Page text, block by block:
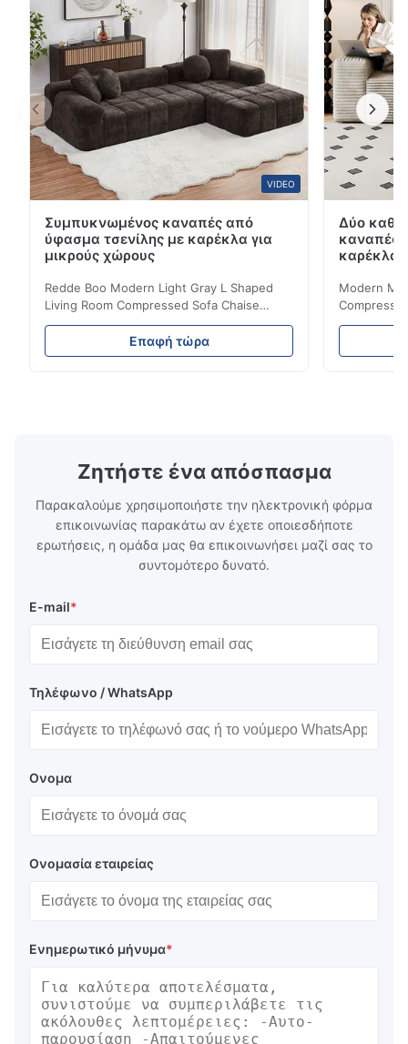
VIDEO
Συμπυκνωμένος καναπές από
ύφασμα τσενίλης με καρέκλα για
μικρούς χώρους
Redde Boo Modern Light Gray L Shaped
Living Room Compressed Sofa Chaise
Lounge Product Overview High resilience
soft sectional sofa designed for small
spaces, featuring a contemporary light gray
Επαφή τώρα
Δύο
καναπές
καρέκλα
Modern
Room
Ζητήστε ένα απόσπασμα
Παρακαλούμε χρησιμοποιήστε την ηλεκτρονική φόρμα
επικοινωνίας παρακάτω αν έχετε οποιεσδήποτε
ερωτήσεις, η ομάδα μας θα επικοινωνήσει μαζί σας το
συντομότερο δυνατό.
E-mail*
Τηλέφωνο / WhatsApp
Ονομα
Ονομασία εταιρείας
Ενημερωτικό μήνυμα*